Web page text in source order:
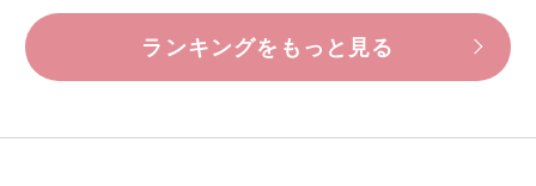
ランキングをもっと見る